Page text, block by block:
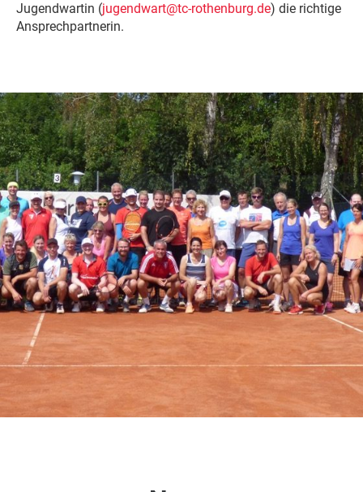
Jugendwartin (jugendwart@tc-rothenburg.de) die richtige
Ansprechpartnerin.